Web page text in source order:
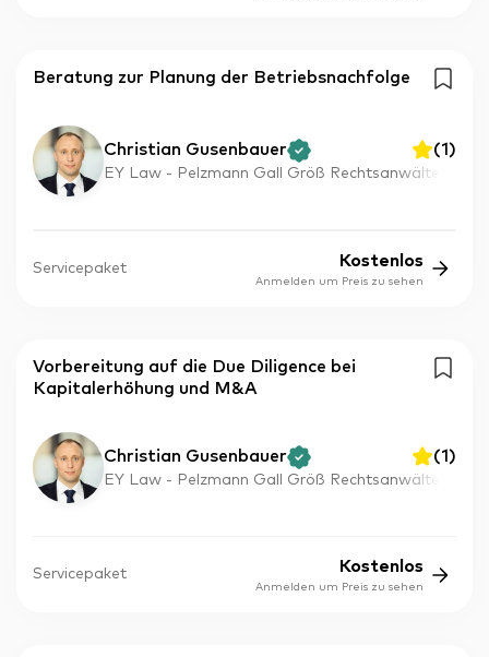
Beratung zur Planung der Betriebsnachfolge
Christian Gusenbauer (1)
EY Law - Pelzmann Gall Größ Rechtsanwälte
Servicepaket Kostenlos
Anmelden um Preis zu sehen
Vorbereitung auf die Due Diligence bei
Kapitalerhöhung und M&A
Christian Gusenbauer (1)
EY Law - Pelzmann Gall Größ Rechtsanwälte
Servicepaket Kostenlos
Anmelden um Preis zu sehen